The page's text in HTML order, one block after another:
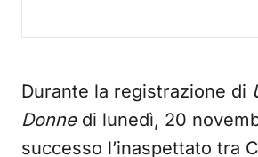
Durante la registrazione di
Donnedi lunedì, 20
successo l’inaspettato tra